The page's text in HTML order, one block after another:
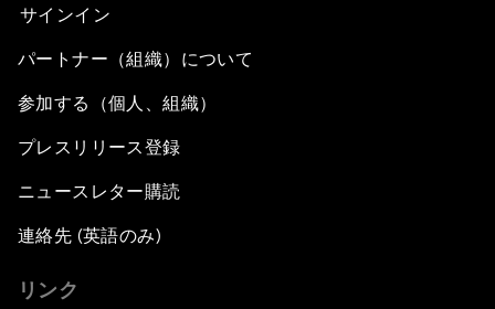
サインイン
パートナー（組織）について
参加する（個人、組織）
プレスリリース登録
ニュースレター購読
連絡先 (英語のみ)
リンク